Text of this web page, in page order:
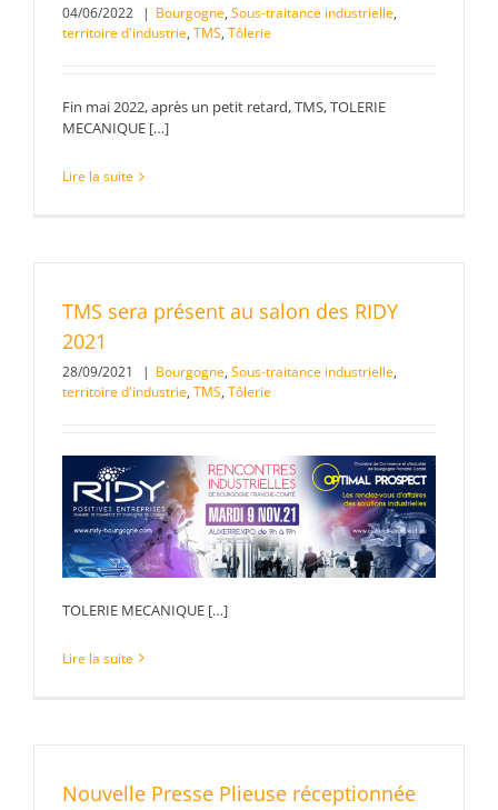
04/06/2022 | Bourgogne, Sous-traitance industrielle,
territoire d'industrie, TMS, Tôlerie
Fin mai 2022, après un petit retard, TMS, TOLERIE
MECANIQUE […]
Lire la suite
TMS sera présent au salon des RIDY
2021
28/09/2021 | Bourgogne, Sous-traitance industrielle,
territoire d'industrie, TMS, Tôlerie
TOLERIE MECANIQUE […]
Lire la suite
Nouvelle Presse Plieuse réceptionnée